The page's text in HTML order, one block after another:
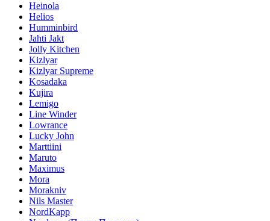
Heinola
Helios
Humminbird
Jahti Jakt
Jolly Kitchen
Kizlyar
Kizlyar Supreme
Kosadaka
Kujira
Lemigo
Line Winder
Lowrance
Lucky John
Marttiini
Maruto
Maximus
Mora
Morakniv
Nils Master
NordKapp